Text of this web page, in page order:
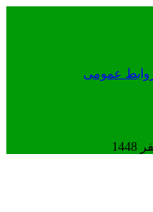
عمومی